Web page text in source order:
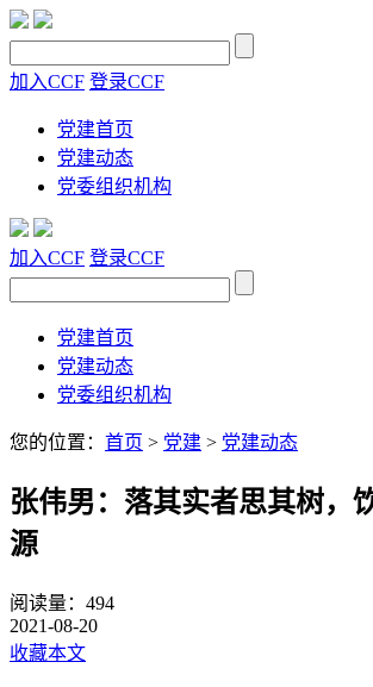
加入CCF 登录CCF
党建首页
党建动态
党委组织机构
加入CCF 登录CCF
党建首页
党建动态
党委组织机构
您的位置： 首页 > 党建 > 党建动态
张伟男：落其实者思其树，
源
阅读量： 494
2021-08-20
收藏本文